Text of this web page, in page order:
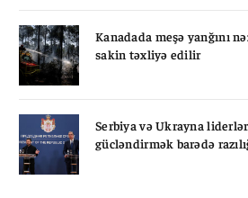
Kanadada meşə yanğını
sakin təxliyə edilir
Serbiya və Ukrayna
gücləndirmək barədə